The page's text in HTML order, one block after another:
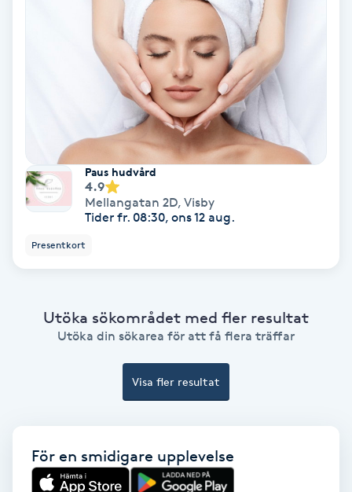
Ansiktsbehandling djuprengörande
Bambumassage
Barber
Brynfärgning
Paus hudvård
4.9
Mellangatan 2D, Visby
Tider fr. 08:30, ons 12 aug.
Presentkort
Utöka sökområdet med fler resultat
Utöka din sökarea för att få flera träffar
Visa fler resultat
För en smidigare upplevelse